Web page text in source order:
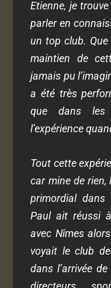
Etienne, je
parler en
un top club.
maintien de
jamais pu
a été très
que dans
l’expérience
Tout cette
car mine de rien,
primordial
Paul ait réussi
avec Nîmes
voyait le club
dans l’arrivée